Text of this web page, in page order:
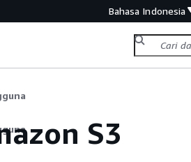
Bahasa Indonesia
S3